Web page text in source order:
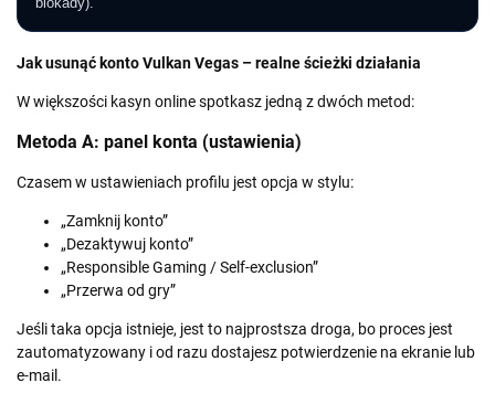
Jak usunąć konto Vulkan Vegas – realne ścieżki działania
W większości kasyn online spotkasz jedną z dwóch metod:
Metoda A: panel konta (ustawienia)
Czasem w ustawieniach profilu jest opcja w stylu:
„Zamknij konto”
„Dezaktywuj konto”
„Responsible Gaming / Self-exclusion”
„Przerwa od gry”
Jeśli taka opcja istnieje, jest to najprostsza droga, bo proces jest
zautomatyzowany i od razu dostajesz potwierdzenie na ekranie lub
e-mail.